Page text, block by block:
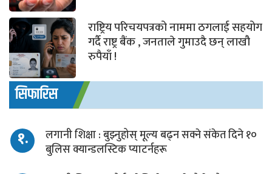
राष्ट्रिय परिचयपत्रको नाममा ठगलाई सहयोग
गर्दै राष्ट्र बैंक , जनताले गुमाउदै छन् लाखौ
रुपैयाँ !
सिफारिस
१.
लगानी शिक्षा : बुझ्नुहोस् मूल्य बढ्न सक्ने संकेत दिने १०
बुलिस क्यान्डलस्टिक प्याटर्नहरू